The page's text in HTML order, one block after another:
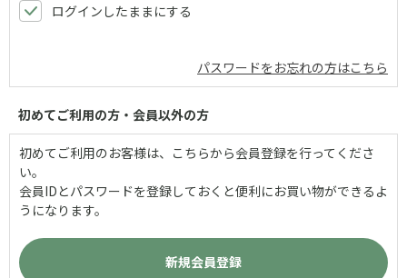
ログインしたままにする
パスワードをお忘れの方はこちら
初めてご利用の方・会員以外の方
初めてご利用のお客様は、こちらから会員登録を行ってくださ
い。
会員IDとパスワードを登録しておくと便利にお買い物ができるよ
うになります。